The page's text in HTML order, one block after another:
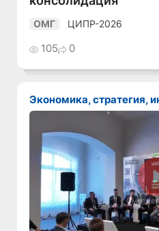
ОМГ ЦИПР-2026
105 0
Экономика,